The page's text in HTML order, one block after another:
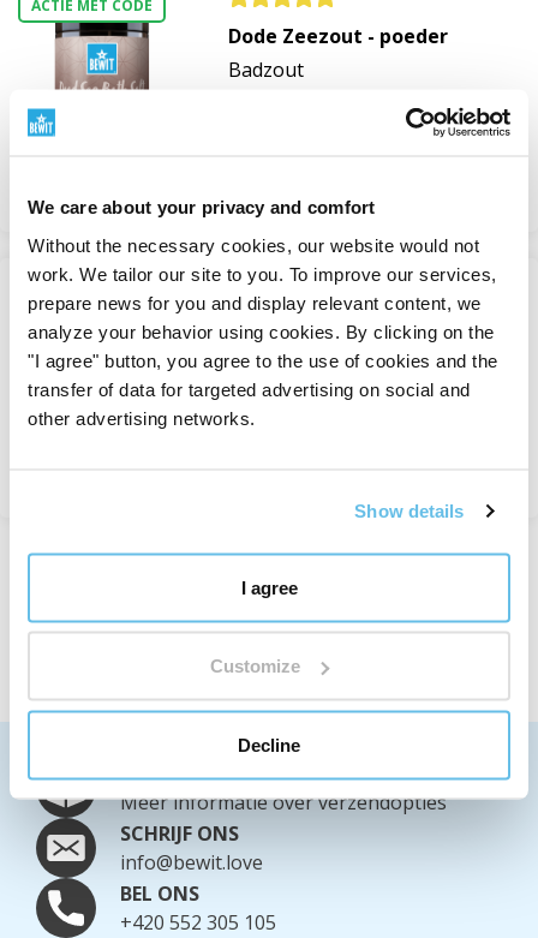
We care about your privacy and comfort
Without the necessary cookies, our website would not
work. We tailor our site to you. To improve our services,
prepare news for you and display relevant content, we
analyze your behavior using cookies. By clicking on the
"I agree" button, you agree to the use of cookies and the
transfer of data for targeted advertising on social and
other advertising networks.
Show details
I agree
Customize
Decline
ACTIE MET CODE
Dode Zeezout - poeder
Badzout
-15%
Epsom zout
Badzout
Op voorraad
van 60 Kč
Weergegeven 1 tot 4 van 4 records
WE VERZENDEN WERELDWIJD
Meer informatie over verzendopties
SCHRIJF ONS
info@bewit.love
BEL ONS
+420 552 305 105